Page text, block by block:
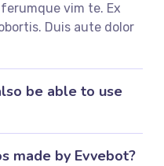
vim te. Ex
Duis aute dolor
be able to use
made by Evvebot?